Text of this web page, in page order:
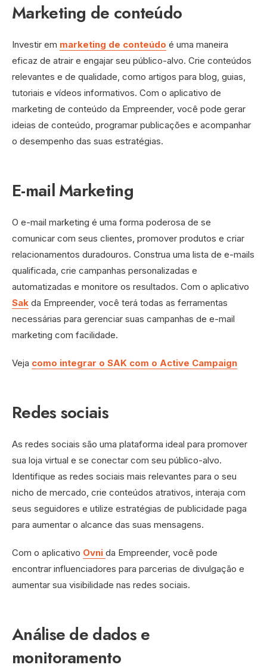
Marketing de conteúdo
Investir em marketing de conteúdo é uma maneira
eficaz de atrair e engajar seu público-alvo. Crie conteúdos
relevantes e de qualidade, como artigos para blog, guias,
tutoriais e vídeos informativos. Com o aplicativo de
marketing de conteúdo da Empreender, você pode gerar
ideias de conteúdo, programar publicações e acompanhar
o desempenho das suas estratégias.
E-mail Marketing
O e-mail marketing é uma forma poderosa de se
comunicar com seus clientes, promover produtos e criar
relacionamentos duradouros. Construa uma lista de e-mails
qualificada, crie campanhas personalizadas e
automatizadas e monitore os resultados. Com o aplicativo
Sak da Empreender, você terá todas as ferramentas
necessárias para gerenciar suas campanhas de e-mail
marketing com facilidade.
Veja como integrar o SAK com o Active Campaign
Redes sociais
As redes sociais são uma plataforma ideal para promover
sua loja virtual e se conectar com seu público-alvo.
Identifique as redes sociais mais relevantes para o seu
nicho de mercado, crie conteúdos atrativos, interaja com
seus seguidores e utilize estratégias de publicidade paga
para aumentar o alcance das suas mensagens.
Com o aplicativo Ovni da Empreender, você pode
encontrar influenciadores para parcerias de divulgação e
aumentar sua visibilidade nas redes sociais.
Análise de dados e
monitoramento